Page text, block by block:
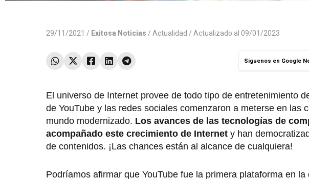
29/11/2021 / Exitosa Noticias / Actualidad / Actualizado al 09/01/2023
Síguenos en Google
El universo de Internet provee de todo tipo de entretenimiento
de YouTube y las redes sociales comenzaron a meterse en las
mundo modernizado. Los avances de las tecnologías de
acompañado este crecimiento de Internet y han
de contenidos. ¡Las chances están al alcance de cualquiera!
Podríamos afirmar que YouTube fue la primera plataforma en